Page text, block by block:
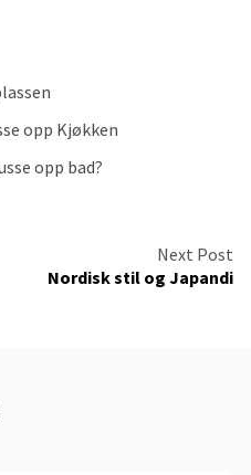
opp Kjøkken
opp bad?
Next Post
Nordisk stil og Japandi